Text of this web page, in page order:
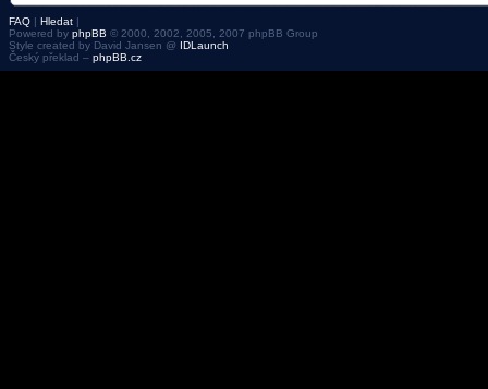
FAQ | Hledat |
Powered by phpBB © 2000, 2002, 2005, 2007 phpBB Group
Style created by David Jansen @ IDLaunch
Český překlad – phpBB.cz